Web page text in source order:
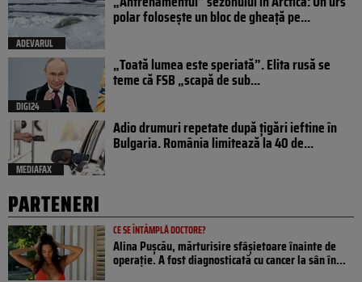
ADEVARUL
polar folosește un bloc de gheață pe...
DIGI24
„Toată lumea este speriată”. Elita rusă se
teme că FSB „scapă de sub...
MEDIAFAX
Adio drumuri repetate după țigări ieftine în
Bulgaria. România limitează la 40 de...
PARTENERI
CE SE ÎNTÂMPLĂ DOCTORE?
Alina Pușcău, mărturisire sfâșietoare înainte de
operație. A fost diagnosticată cu cancer la sân în...